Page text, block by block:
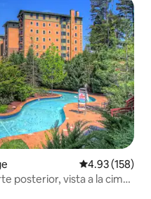
huéspedes
Calificación
4.93 (158)
posterior, vista a la cima